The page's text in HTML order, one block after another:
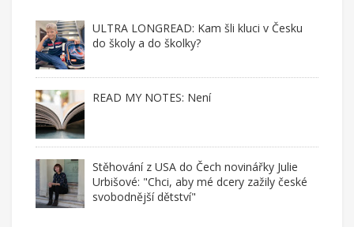
ULTRA LONGREAD: Kam šli kluci v Česku
do školy a do školky?
READ MY NOTES: Není
Stěhování z USA do Čech novinářky Julie
Urbišové: "Chci, aby mé dcery zažily české
svobodnější dětství"